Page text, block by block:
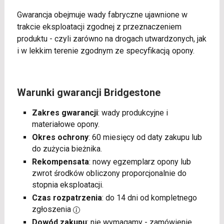
Gwarancja obejmuje wady fabryczne ujawnione w
trakcie eksploatacji zgodnej z przeznaczeniem
produktu - czyli zarówno na drogach utwardzonych, jak
i w lekkim terenie zgodnym ze specyfikacją opony.
Warunki gwarancji Bridgestone
Zakres gwarancji: wady produkcyjne i
materiałowe opony.
Okres ochrony: 60 miesięcy od daty zakupu lub
do zużycia bieżnika.
Rekompensata: nowy egzemplarz opony lub
zwrot środków obliczony proporcjonalnie do
stopnia eksploatacji.
Czas rozpatrzenia: do 14 dni od kompletnego
zgłoszenia